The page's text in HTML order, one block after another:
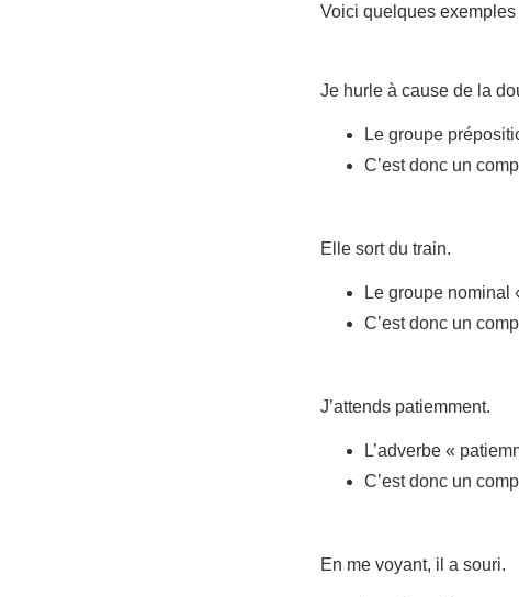
Voici quelques
Je hurle à cause de la
Le groupe
C’est donc un
Elle sort du train.
Le groupe nominal
C’est donc un
J’attends patiemment.
L’adverbe «
C’est donc un
En me voyant, il a souri.